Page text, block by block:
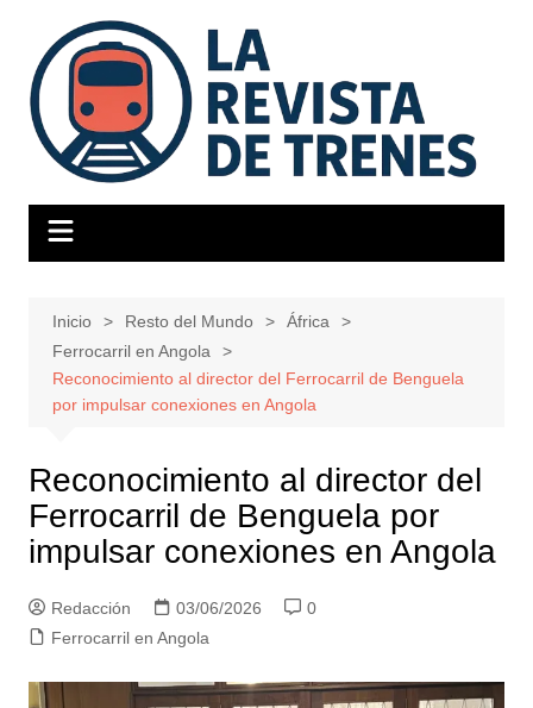
contenido
Inicio Resto del Mundo
África
Ferrocarril en Angola
Reconocimiento al director del Ferrocarril de Benguela
por impulsar conexiones en Angola
Reconocimiento al director del
Ferrocarril de Benguela por
impulsar conexiones en Angola
Redacción 03/06/2026
0
Ferrocarril en Angola